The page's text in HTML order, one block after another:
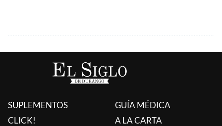
SUPLEMENTOS
CLICK!
GUÍA MÉDICA
A LA CARTA